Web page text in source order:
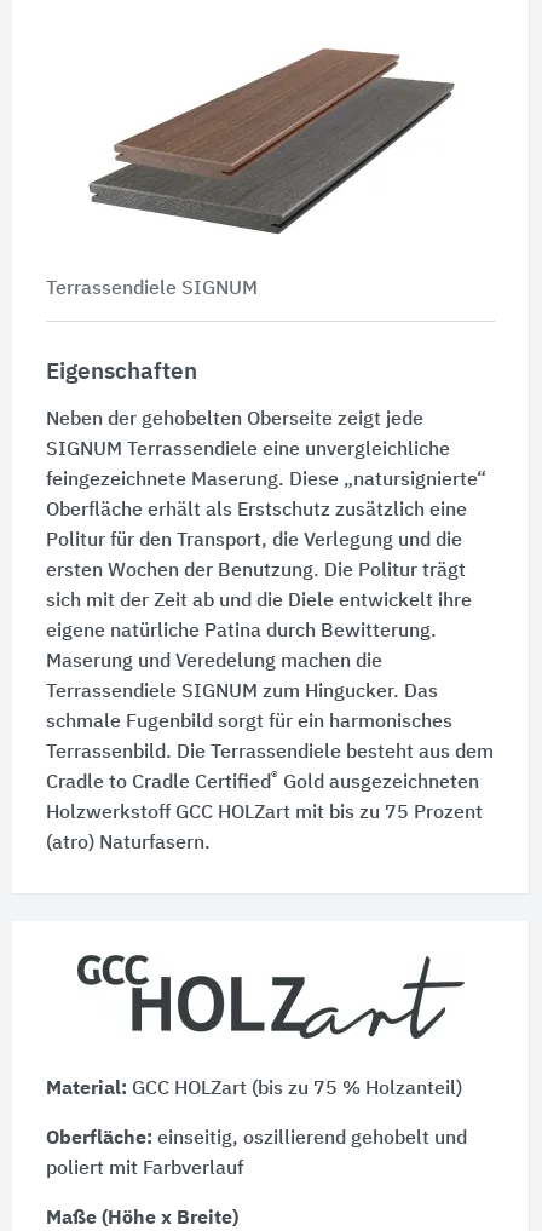
Terrassendiele SIGNUM
Eigenschaften
Neben der gehobelten Oberseite zeigt jede
SIGNUM Terrassendiele eine unvergleichliche
feingezeichnete Maserung. Diese „natursignierte“
Oberfläche erhält als Erstschutz zusätzlich eine
Politur für den Transport, die Verlegung und die
ersten Wochen der Benutzung. Die Politur trägt
sich mit der Zeit ab und die Diele entwickelt ihre
eigene natürliche Patina durch Bewitterung.
Maserung und Veredelung machen die
Terrassendiele SIGNUM zum Hingucker. Das
schmale Fugenbild sorgt für ein harmonisches
Terrassenbild. Die Terrassendiele besteht aus dem
Cradle to Cradle Certified® Gold ausgezeichneten
Holzwerkstoff GCC HOLZart mit bis zu 75 Prozent
(atro) Naturfasern.
Material: GCC HOLZart (bis zu 75 % Holzanteil)
Oberfläche: einseitig, oszillierend gehobelt und
poliert mit Farbverlauf
Maße (Höhe x Breite)